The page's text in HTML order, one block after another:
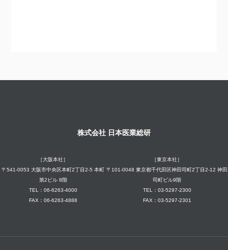
株式会社 日本医業総研
［大阪本社］
〒541-0053 大阪市中央区本町2丁目2-5 本町
第2ビル 8階
TEL：06-6263-4000
FAX：06-6263-4888
［東京本社］
〒101-0048 東京都千代田区神田司町2丁目2-12 神田
司町ビル9階
TEL：03-5297-2300
FAX：03-5297-2301